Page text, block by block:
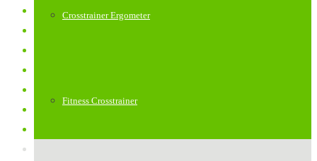
Crosstrainer Ergometer
Fitness Crosstrainer